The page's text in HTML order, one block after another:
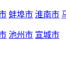
蚌埠市 淮南市
池州市 宣城市